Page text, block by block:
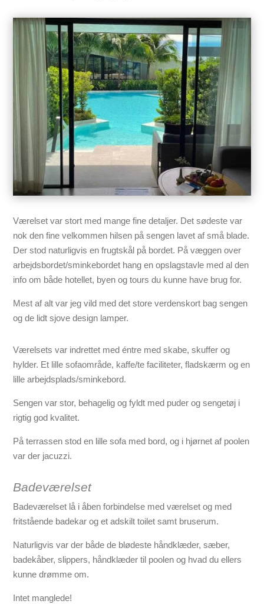
Værelset var stort med mange fine detaljer. Det sødeste var
nok den fine velkommen hilsen på sengen lavet af små blade.
Der stod naturligvis en frugtskål på bordet. På væggen over
arbejdsbordet/sminkebordet hang en opslagstavle med al den
info om både hotellet, byen og tours du kunne have brug for.
Mest af alt var jeg vild med det store verdenskort bag sengen
og de lidt sjove design lamper.
Værelsets var indrettet med éntre med skabe, skuffer og
hylder. Et lille sofaområde, kaffe/te faciliteter, fladskærm og en
lille arbejdsplads/sminkebord.
Sengen var stor, behagelig og fyldt med puder og sengetøj i
rigtig god kvalitet.
På terrassen stod en lille sofa med bord, og i hjørnet af poolen
var der jacuzzi.
Badeværelset
Badeværelset lå i åben forbindelse med værelset og med
fritstående badekar og et adskilt toilet samt bruserum.
Naturligvis var der både de blødeste håndklæder, sæber,
badekåber, slippers, håndklæder til poolen og hvad du ellers
kunne drømme om.
Intet manglede!